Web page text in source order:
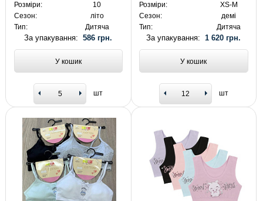
Розміри:
10
Сезон:
літо
Тип:
Дитяча
За упакування:586 грн.
У кошик
шт
Розміри:
XS-M
Сезон:
демі
Тип:
Дитяча
За упакування:1 620 грн.
У кошик
шт